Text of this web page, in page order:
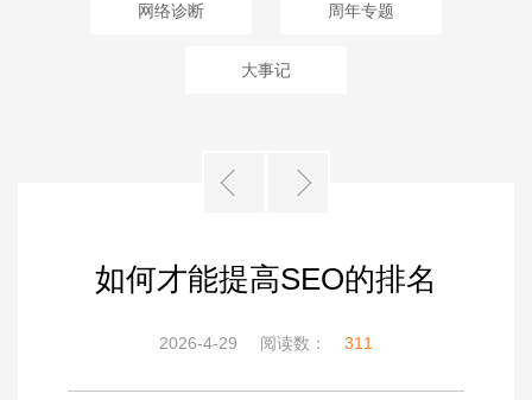
网络诊断 周年专题
大事记
如何才能提高SEO的排名
2026-4-29 阅读数： 311